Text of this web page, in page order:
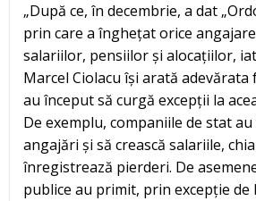
„După ce, în decembrie, a dat
prin care a înghețat orice
salariilor, pensiilor și alocațiilor,
Marcel Ciolacu își arată adevărata
au început să curgă excepții la
De exemplu, companiile de stat au
angajări și să crească salariile,
înregistrează pierderi. De
publice au primit, prin excepție de